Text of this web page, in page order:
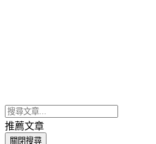
推薦文章
關閉搜尋